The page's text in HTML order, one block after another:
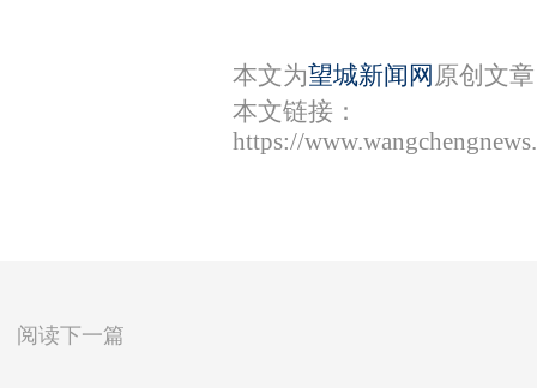
本文为望城新闻网 原创文
本文链接：
https://
阅读下一篇